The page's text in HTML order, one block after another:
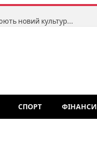
У маленькому селі на Житомирщині створюють новий культурний центр для незалежних театрів ляльок: тут відбудеться перший фестиваль «Точка відліку»
СПОРТ ФІНАНСИ